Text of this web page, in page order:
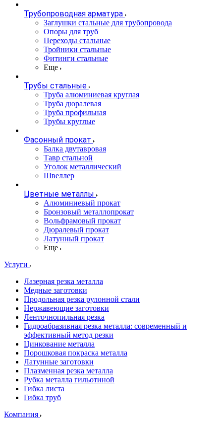
Трубопроводная арматура
Заглушки стальные для трубопровода
Опоры для труб
Переходы стальные
Тройники стальные
Фитинги стальные
Еще
Трубы стальные
Труба алюминиевая круглая
Труба дюралевая
Труба профильная
Трубы круглые
Фасонный прокат
Балка двутавровая
Тавр стальной
Уголок металлический
Швеллер
Цветные металлы
Алюминиевый прокат
Бронзовый металлопрокат
Вольфрамовый прокат
Дюралевый прокат
Латунный прокат
Еще
Услуги
Лазерная резка металла
Медные заготовки
Продольная резка рулонной стали
Нержавеющие заготовки
Ленточнопильная резка
Гидроабразивная резка металла: современный и
эффективный метод резки
Цинкование металла
Порошковая покраска металла
Латунные заготовки
Плазменная резка металла
Рубка металла гильотиной
Гибка листа
Гибка труб
Компания